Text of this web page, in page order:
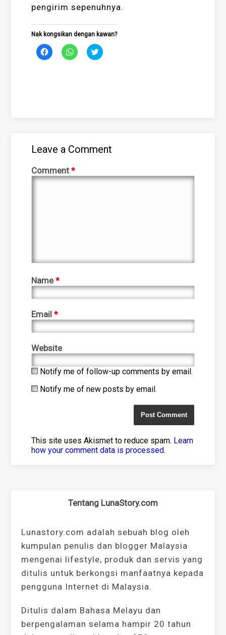
pengirim sepenuhnya.
Nak kongsikan dengan kawan?
Click
to
Click
to
Click
to
Leave a Comment
Comment*
Name*
Email*
Website
Notify me of follow-up comments by email.
Notify me of new posts by email.
This site uses Akismet to reduce spam. Learn
how your comment data is processed.
Tentang LunaStory.com
Lunastory.com adalah sebuah blog oleh
kumpulan penulis dan blogger Malaysia
mengenai lifestyle, produk dan servis yang
ditulis untuk berkongsi manfaatnya kepada
pengguna Internet di Malaysia.
Ditulis dalam Bahasa Melayu dan
berpengalaman selama hampir 20 tahun